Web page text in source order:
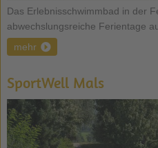
Das Erlebnisschwimmbad in der
abwechslungsreiche Ferientage
mehr
SportWell Mals